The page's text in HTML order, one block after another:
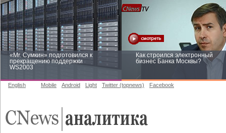
«Mr. Сумкин» подготовился к
прекращению поддержки
WS2003
Как строился электронный
бизнес Банка Москвы?
English Mobile Android Light Twitter (topnews) Facebook